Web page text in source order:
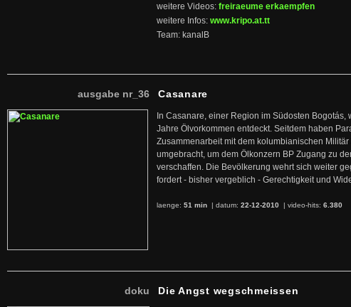
weitere Videos: freiraeume erkaempfen
weitere Infos: www.kripo.at.tt
Team: kanalB
ausgabe nr_36 Casanare
In Casanare, einer Region im Südosten Bogotás,
Jahre Ölvorkommen entdeckt. Seitdem haben
Zusammenarbeit mit dem kolumbianischen
umgebracht, um dem Ölkonzern BP Zugang zu
verschaffen. Die Bevölkerung wehrt sich weiter
fordert - bisher vergeblich - Gerechtigkeit und
laenge: 51 min | datum: 22-12-2010 | video-hits: 6.380
doku Die Angst wegschmeissen